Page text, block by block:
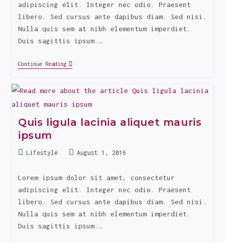
adipiscing elit. Integer nec odio. Praesent
libero. Sed cursus ante dapibus diam. Sed nisi.
Nulla quis sem at nibh elementum imperdiet.
Duis sagittis ipsum.…
Continue ReadingDapibus
Sed
Nisi
Quis
Quis ligula lacinia aliquet mauris
ipsum
PostLifestyle
Post
modified:
August 1, 2016
Lorem ipsum dolor sit amet, consectetur
adipiscing elit. Integer nec odio. Praesent
libero. Sed cursus ante dapibus diam. Sed nisi.
Nulla quis sem at nibh elementum imperdiet.
Duis sagittis ipsum.…